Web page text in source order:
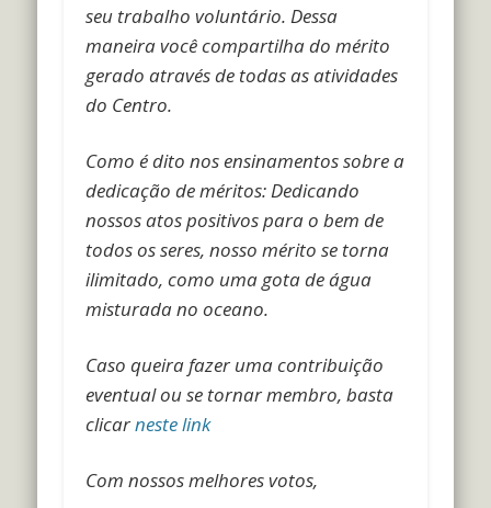
seu trabalho voluntário. Dessa
maneira você compartilha do mérito
gerado através de todas as atividades
do Centro.
Como é dito nos ensinamentos sobre a
dedicação de méritos: Dedicando
nossos atos positivos para o bem de
todos os seres, nosso mérito se torna
ilimitado, como uma gota de água
misturada no oceano.
Caso queira fazer uma contribuição
eventual ou se tornar membro, basta
clicarneste link
Com nossos melhores votos,